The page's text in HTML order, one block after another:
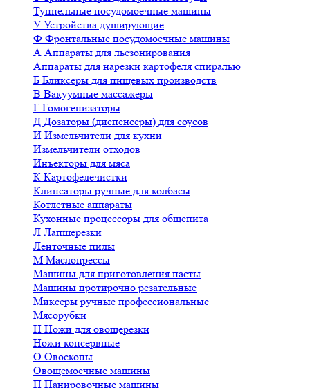
Туннельные посудомоечные машины
У Устройства душирующие
Ф Фронтальные посудомоечные машины
А Аппараты для льезонирования
Аппараты для нарезки картофеля спиралью
Б Бликсеры для пищевых производств
В Вакуумные массажеры
Г Гомогенизаторы
Д Дозаторы (диспенсеры) для соусов
И Измельчители для кухни
Измельчители отходов
Инъекторы для мяса
К Картофелечистки
Клипсаторы ручные для колбасы
Котлетные аппараты
Кухонные процессоры для общепита
Л Лапшерезки
Ленточные пилы
М Маслопрессы
Машины для приготовления пасты
Машины протирочно резательные
Миксеры ручные профессиональные
Мясорубки
Н Ножи для овощерезки
Ножи консервные
О Овоскопы
Овощемоечные машины
П Панировочные машины